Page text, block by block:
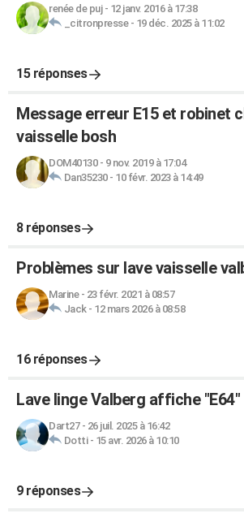
renée de puj- 12 janv. 2016 à 17:38
_citronpresse- 19 déc. 2025 à 11:02
15 réponses
Message erreur E15 et robinet
vaisselle bosh
DOM40130- 9 nov. 2019 à 17:04
Dan35230- 10 févr. 2023 à 14:49
8 réponses
Problèmes sur lave vaisselle
Marine- 23 févr. 2021 à 08:57
Jack- 12 mars 2026 à 08:58
16 réponses
Lave linge Valberg affiche
Dart27- 26 juil. 2025 à 16:42
Dotti- 15 avr. 2026 à 10:10
9 réponses